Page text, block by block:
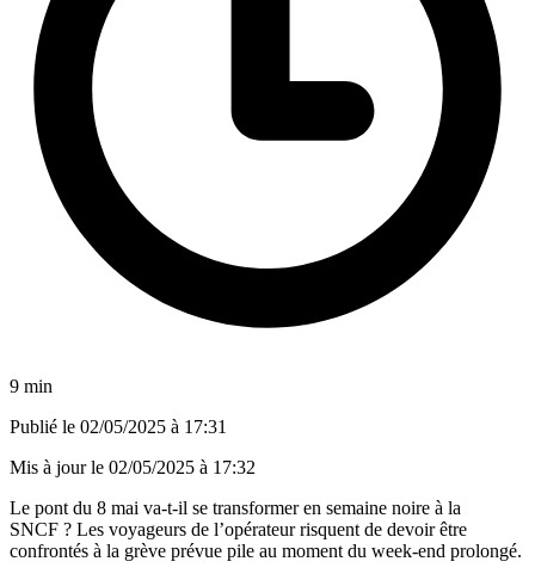
9 min
Publié le 02/05/2025 à 17:31
Mis à jour le 02/05/2025 à 17:32
Le pont du 8 mai va-t-il se transformer en semaine noire à la
SNCF ? Les voyageurs de l’opérateur risquent de devoir être
confrontés à la grève prévue pile au moment du week-end prolongé.